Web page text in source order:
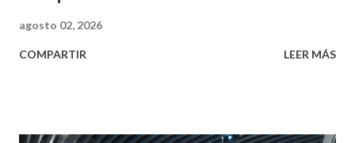
agosto 02, 2026
COMPARTIR LEER MÁS